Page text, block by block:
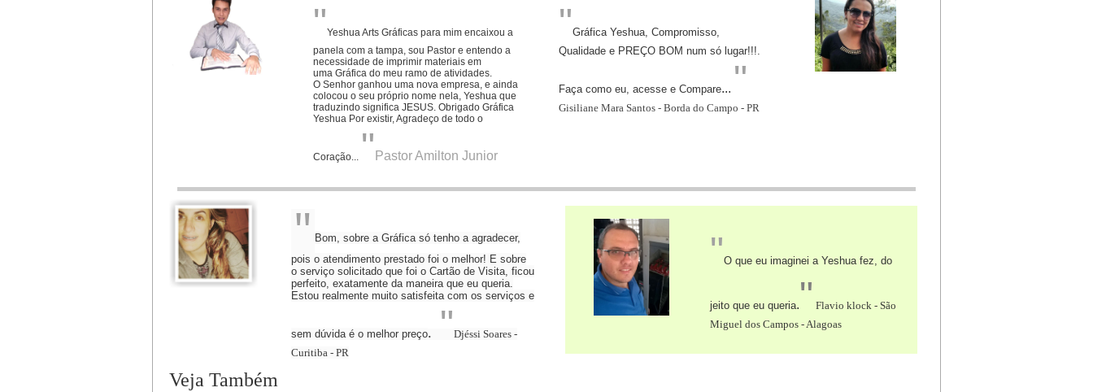
"Yeshua Arts Gráficas para mim encaixou a
panela com a tampa, sou Pastor e entendo a
necessidade de imprimir materiais em
uma Gráfica do meu ramo de atividades.
OSenhor ganhou uma nova empresa, e ainda
colocou o seu próprio nome nela, Yeshua que
traduzindo significa JESUS. Obrigado Gráfica
Yeshua Por existir, Agradeço de todo o
Coração... " Pastor Amilton Junior
"Gráfica Yeshua, Compromisso,
Qualidade e PREÇO BOM num só lugar!!!.
Faça como eu, acesse e Compare... "
Gisiliane Mara Santos - Borda do Campo - PR
" Bom, sobre a Gráfica só tenho a agradecer,
pois o atendimento prestado foi o melhor! E sobre
o serviço solicitado que foi o Cartão de Visita, ficou
perfeito, exatamente da maneira que eu queria.
Estou realmente muito satisfeita com os serviços e
sem dúvida é o melhor preço. "Djéssi Soares -
Curitiba - PR
"O que eu imaginei a Yeshua fez, do
jeito que eu queria." Flavio klock - São
Miguel dos Campos - Alagoas
Veja Também